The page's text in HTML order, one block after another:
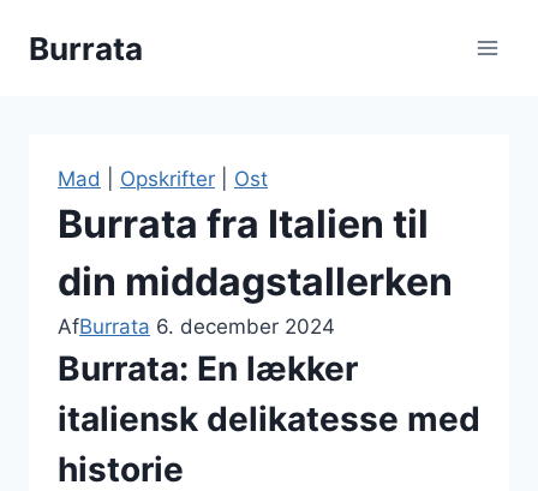
Burrata
Mad Opskrifter Ost
Burrata fra Italien til
din middagstallerken
AfBurrata 6. december 2024
Burrata: En lækker
italiensk delikatesse med
historie